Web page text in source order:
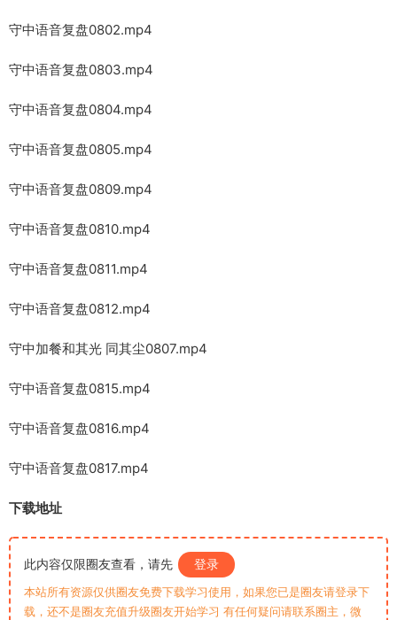
守中语音复盘0802.mp4
守中语音复盘0803.mp4
守中语音复盘0804.mp4
守中语音复盘0805.mp4
守中语音复盘0809.mp4
守中语音复盘0810.mp4
守中语音复盘0811.mp4
守中语音复盘0812.mp4
守中加餐和其光 同其尘0807.mp4
守中语音复盘0815.mp4
守中语音复盘0816.mp4
守中语音复盘0817.mp4
下载地址
此内容仅限圈友查看，请先 登录
本站所有资源仅供圈友免费下载学习使用，如果您已是圈友请登录下
载，还不是圈友充值升级圈友开始学习 有任何疑问请联系圈主，微